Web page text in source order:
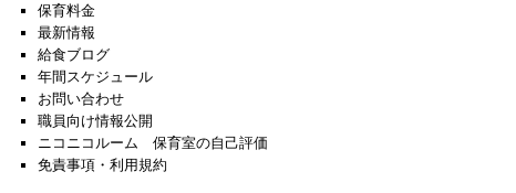
保育料金
最新情報
給食ブログ
年間スケジュール
お問い合わせ
職員向け情報公開
ニコニコルーム 保育室の自己評価
免責事項・利用規約